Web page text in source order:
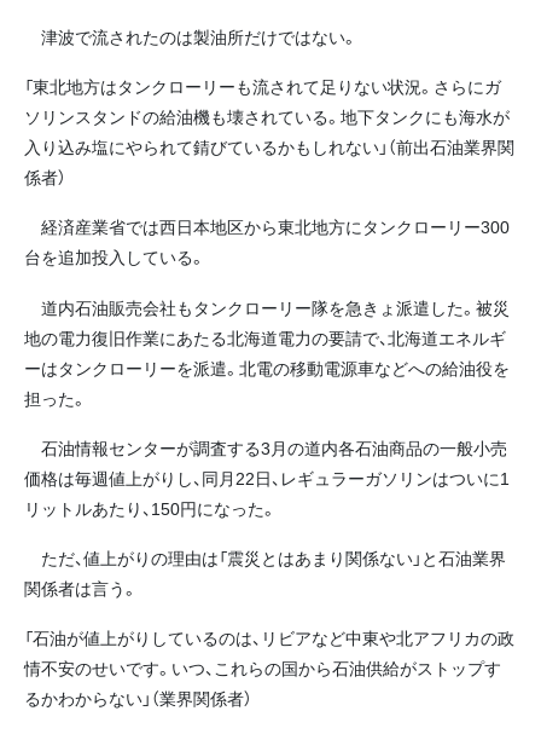
津波で流されたのは製油所だけではない。
「東北地方はタンクローリーも流されて足りない状況。さらにガ
ソリンスタンドの給油機も壊されている。地下タンクにも海水が
入り込み塩にやられて錆びているかもしれない」（前出石油業界関
係者）
経済産業省では西日本地区から東北地方にタンクローリー300
台を追加投入している。
道内石油販売会社もタンクローリー隊を急きょ派遣した。被災
地の電力復旧作業にあたる北海道電力の要請で、北海道エネルギ
ーはタンクローリーを派遣。北電の移動電源車などへの給油役を
担った。
石油情報センターが調査する3月の道内各石油商品の一般小売
価格は毎週値上がりし、同月22日、レギュラーガソリンはついに1
リットルあたり、150円になった。
ただ、値上がりの理由は「震災とはあまり関係ない」と石油業界
関係者は言う。
「石油が値上がりしているのは、リビアなど中東や北アフリカの政
情不安のせいです。いつ、これらの国から石油供給がストップす
るかわからない」（業界関係者）